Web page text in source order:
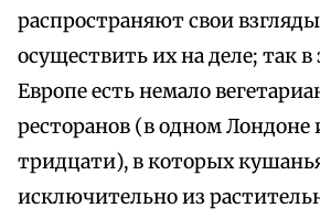
распространяют свои
осуществить их на деле; так в
Европе есть немало
ресторанов (в одном Лондоне
тридцати), в которых
исключительно из